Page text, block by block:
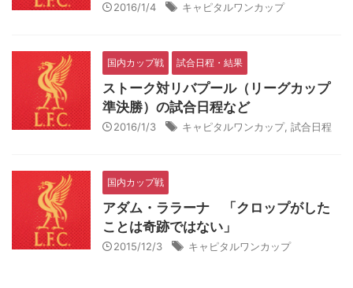
2016/1/4 キャピタルワンカップ
国内カップ戦 試合日程・結果
ストーク対リバプール（リーグカップ
準決勝）の試合日程など
2016/1/3 キャピタルワンカップ, 試合日程
国内カップ戦
アダム・ララーナ 「クロップがした
ことは奇跡ではない」
2015/12/3 キャピタルワンカップ